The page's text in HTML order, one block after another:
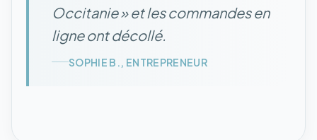
Occitanie » et les commandes en
ligne ont décollé.
SOPHIE B., ENTREPRENEUR